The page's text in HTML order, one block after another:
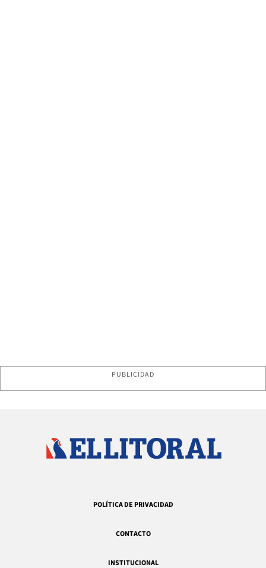
PUBLICIDAD
POLÍTICA DE PRIVACIDAD
CONTACTO
INSTITUCIONAL